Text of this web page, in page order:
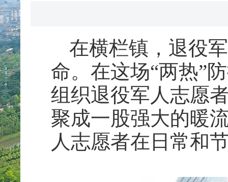
在横栏镇，退役
命。在这场“两热”
组织退役军人志愿
聚成一股强大的暖
人志愿者在日常和